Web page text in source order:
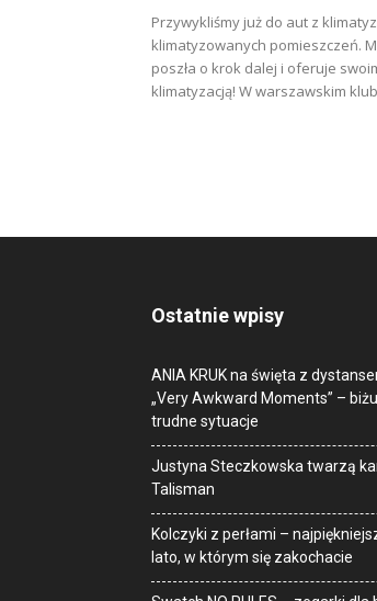
Przywykliśmy już do aut z
klimatyzowanych pomieszczeń.
poszła o krok dalej i oferuje
klimatyzacją! W warszawskim
Ostatnie wpisy
ANIA KRUK na święta z
„Very Awkward Moments” –
trudne sytuacje
Justyna Steczkowska twarzą
Talisman
Kolczyki z perłami –
lato, w którym się zakochacie